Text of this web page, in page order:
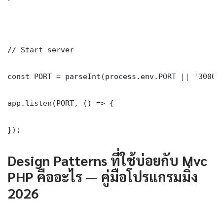
// Start server
const PORT = parseInt(process.env.PORT ||
app.listen(PORT, () => {
});
Design Patterns ที่ใช้บ่อยกับ Mvc
PHP คืออะไร — คู่มือโปรแกรมมิ่ง
2026